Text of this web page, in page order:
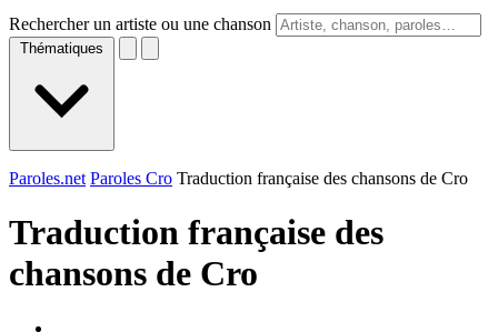
Rechercher un artiste ou une chanson
Thématiques
Paroles.net Paroles Cro Traduction française des chansons de Cro
Traduction française des
chansons de Cro